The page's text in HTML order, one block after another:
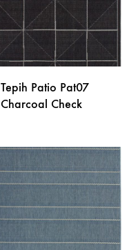
Tepih Patio Pat07
Charcoal Check
NA
LISTU
ŽELJA